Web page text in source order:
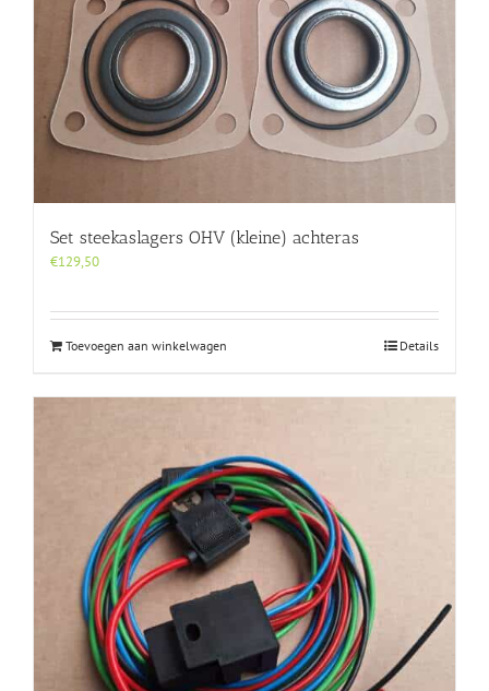
Set steekaslagers OHV (kleine) achteras
€129,50
Toevoegen aan winkelwagen Details